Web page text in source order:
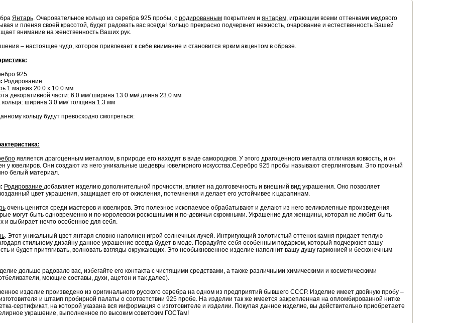
Янтарь. Очаровательное кольцо из серебра 925 пробы, с родированным покрытием и янтарём, играющим всеми оттенками медового
и пленяя своей красотой, будет радовать вас всегда! Кольцо прекрасно подчеркнет нежность, очарование и естественность Вашей
внимание на женственность Ваших рук.
– настоящее чудо, которое привлекает к себе внимание и становится ярким акцентом в образе.
925
Родирование
1 маркиз 20.0 х 10.0 мм
декоративной части: 6.0 мм/ ширина 13.0 мм/ длина 23.0 мм
ширина 3.0 мм/ толщина 1.3 мм
кольцу будут превосходно смотреться:
является драгоценным металлом, в природе его находят в виде самородков. У этого драгоценного металла отличная ковкость, и он
у ювелиров. Они создают из него уникальные шедевры ювелирного искусства.Серебро 925 пробы называют стерлинговым. Это прочный
белый материал.
Родирование добавляет изделию дополнительной прочности, влияет на долговечность и внешний вид украшения. Оно позволяет
цвет украшения, защищает его от окисления, потемнения и делает его устойчивее к царапинам.
очень ценится среди мастеров и ювелиров. Это полезное ископаемое обрабатывают и делают из него великолепные произведения
могут быть одновременно и по-королевски роскошными и по-девичьи скромными. Украшение для женщины, которая не любит быть
и выбирает нечто особенное для себя.
. Этот уникальный цвет янтаря словно наполнен игрой солнечных лучей. Интригующий золотистый оттенок камня придает теплую
стильному дизайну данное украшение всегда будет в моде. Порадуйте себя особенным подарком, который подчеркнет вашу
и будет притягивать, волновать взгляды окружающих. Это необыкновенное изделие наполнит вашу душу гармонией и бесконечным
дольше радовало вас, избегайте его контакта с чистящими средствами, а также различными химическими и косметическими
моющие составы, духи, ацетон и так далее).
изделие произведено из оригинального русского серебра на одном из предприятий бывшего СССР. Изделие имеет двойную пробу –
и штамп пробирной палаты о соответствии 925 пробе. На изделии так же имеется закрепленная на опломбированной нитке
сертификат, на которой указана вся ииформация о изготовителе и изделии. Покупая данное изделие, вы действительно приобретаете
украшение, выполненное по высоким советским ГОСТам!